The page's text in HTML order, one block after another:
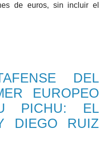
de euros, sin incluir el
DEL
EUROPEO
PICHU: EL
DIEGO RUIZ